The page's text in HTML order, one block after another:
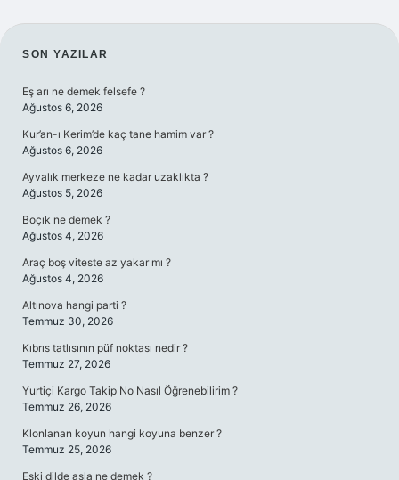
SIDEBAR
SON YAZILAR
Eş arı ne demek felsefe ?
Ağustos 6, 2026
Kur’an-ı Kerim’de kaç tane hamim var ?
Ağustos 6, 2026
Ayvalık merkeze ne kadar uzaklıkta ?
Ağustos 5, 2026
Boçık ne demek ?
Ağustos 4, 2026
Araç boş viteste az yakar mı ?
Ağustos 4, 2026
Altınova hangi parti ?
Temmuz 30, 2026
Kıbrıs tatlısının püf noktası nedir ?
Temmuz 27, 2026
Yurtiçi Kargo Takip No Nasıl Öğrenebilirim ?
Temmuz 26, 2026
Klonlanan koyun hangi koyuna benzer ?
Temmuz 25, 2026
Eski dilde asla ne demek ?